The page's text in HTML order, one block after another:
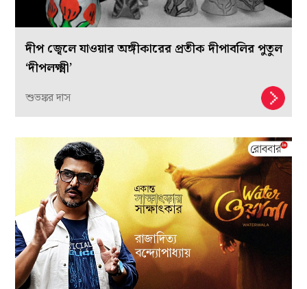
দীপ জ্বেলে যাওয়ার অঙ্গীকারের প্রতীক দীপাবলির পুতুল
‘দীপলক্ষ্মী’
শুভঙ্কর দাস